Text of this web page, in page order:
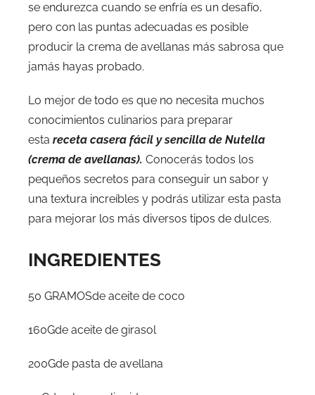
se endurezca cuando se enfría es un desafío,
pero con las puntas adecuadas es posible
producir la crema de avellanas más sabrosa que
jamás hayas probado.
Lo mejor de todo es que no necesita muchos
conocimientos culinarios para preparar
esta receta casera fácil y sencilla de Nutella
(crema de avellanas). Conocerás todos los
pequeños secretos para conseguir un sabor y
una textura increíbles y podrás utilizar esta pasta
para mejorar los más diversos tipos de dulces.
INGREDIENTES
50 GRAMOSde aceite de coco
160Gde aceite de girasol
200Gde pasta de avellana